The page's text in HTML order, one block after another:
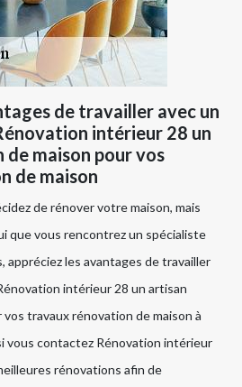
de travailler avec un
intérieur 28 un
maison pour vos
de maison
de rénover votre maison, mais
que vous rencontrez un spécialiste
appréciez les avantages de travailler
intérieur 28 un artisan
travaux rénovation de maison à
vous contactez Rénovation intérieur
rénovations afin de